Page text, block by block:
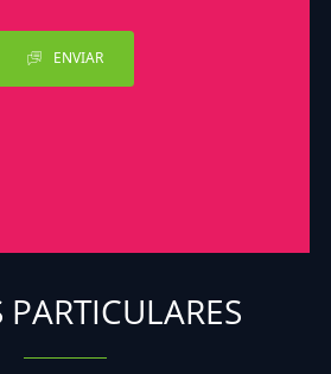
ENVIAR
PARTICULARES